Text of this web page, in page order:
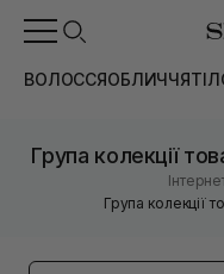
ВОЛОССЯОБЛИЧЧЯ
Група колекції
Група колекції